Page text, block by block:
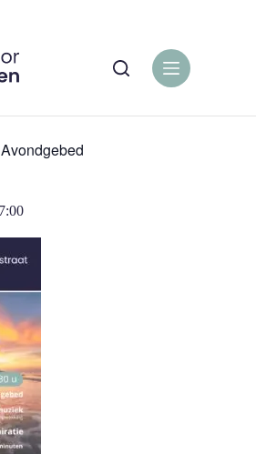
Avondgebed